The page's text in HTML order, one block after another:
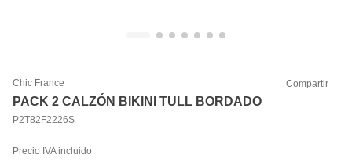
Chic France Compartir
PACK 2 CALZÓN BIKINI TULL BORDADO
P2T82F2226S
Precio IVA incluido